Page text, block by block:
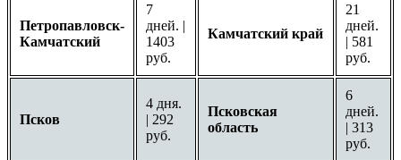
Петропавловск-
Камчатский
7
дней. |
1403
руб.
Камчатский край
21
дней.
| 581
руб.
Псков
4 дня.
| 292
руб.
Псковская
область
6
дней.
| 313
руб.